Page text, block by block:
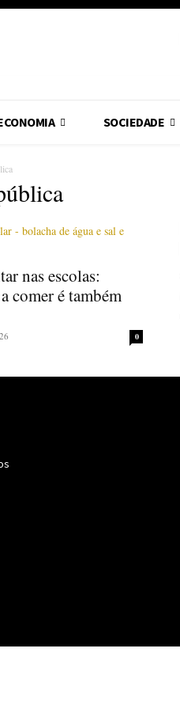
SOCIEDADE
nas escolas:
comer é também
0